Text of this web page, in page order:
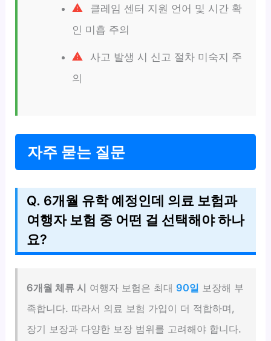
클레임 센터 지원 언어 및 시간 확
인 미흡 주의
사고 발생 시 신고 절차 미숙지 주
의
자주 묻는 질문
Q. 6개월 유학 예정인데 의료 보험과
여행자 보험 중 어떤 걸 선택해야 하나
요?
6개월 체류 시 여행자 보험은 최대90일 보장해 부
족합니다. 따라서 의료 보험 가입이 더 적합하며,
장기 보장과 다양한 보장 범위를 고려해야 합니다.